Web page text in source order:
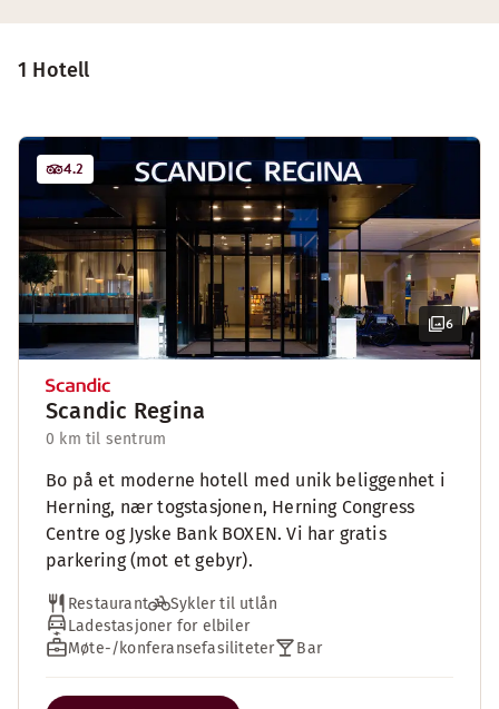
1 Hotell
6
4.2
Scandic Regina
0 km til sentrum
Bo på et moderne hotell med unik beliggenhet i
Herning, nær togstasjonen, Herning Congress
Centre og Jyske Bank BOXEN. Vi har gratis
parkering (mot et gebyr).
Restaurant
Sykler til utlån
Ladestasjoner for elbiler
Møte-/konferansefasiliteter
Bar